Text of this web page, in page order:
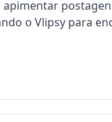
o Vlipsy para